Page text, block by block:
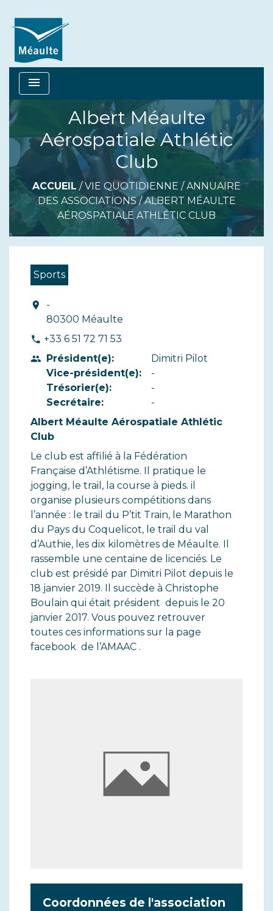
menu
Albert Méaulte
Aérospatiale Athlétic
Club
ACCUEIL /VIE QUOTIDIENNE /ANNUAIRE
DES ASSOCIATIONS/ALBERT MÉAULTE
AÉROSPATIALE ATHLÉTIC CLUB
Sports
location_on
-
80300 Méaulte
phone +33 6 51 72 71 53
people Président(e):
Vice-président(e):
Trésorier(e):
Secrétaire:
Dimitri Pilot
-
-
-
Albert Méaulte Aérospatiale Athlétic
Club
Le club est affilié à la Fédération
Française d’Athlétisme. Il pratique le
jogging, le trail, la course à pieds. il
organise plusieurs compétitions dans
l’année : le trail du P’tit Train, le Marathon
du Pays du Coquelicot, le trail du val
d’Authie, les dix kilomètres de Méaulte. Il
rassemble une centaine de licenciés. Le
club est présidé par Dimitri Pilot depuis le
18 janvier 2019. Il succède à Christophe
Boulain qui était président depuis le 20
janvier 2017. Vous pouvez retrouver
toutes ces informations sur la page
facebook de l’AMAAC .
Coordonnées de l'association